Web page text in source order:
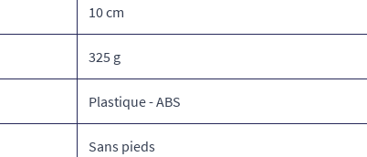
10 cm
325 g
Plastique - ABS
Sans pieds